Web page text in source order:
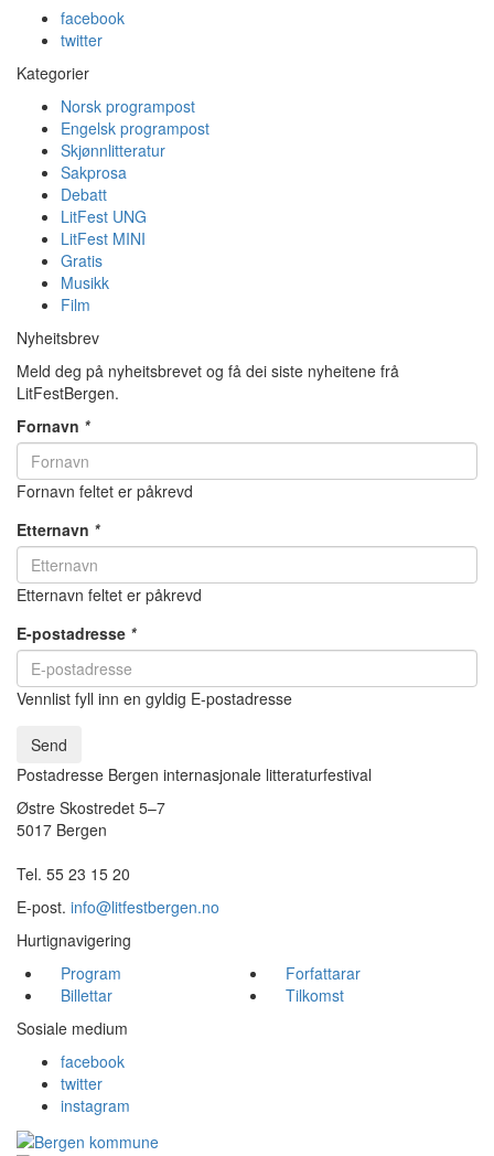
facebook
twitter
Kategorier
Norsk programpost
Engelsk programpost
Skjønnlitteratur
Sakprosa
Debatt
LitFest UNG
LitFest MINI
Gratis
Musikk
Film
Nyheitsbrev
Meld deg på nyheitsbrevet og få dei siste nyheitene frå
LitFestBergen.
Fornavn *
Fornavn feltet er påkrevd
Etternavn *
Etternavn feltet er påkrevd
E-postadresse *
Vennlist fyll inn en gyldig E-postadresse
Send
Postadresse Bergen internasjonale litteraturfestival
Østre Skostredet 5–7
5017 Bergen
Tel. 55 23 15 20
E-post. info@litfestbergen.no
Hurtignavigering
Program
Forfattarar
Billettar
Tilkomst
Sosiale medium
facebook
twitter
instagram